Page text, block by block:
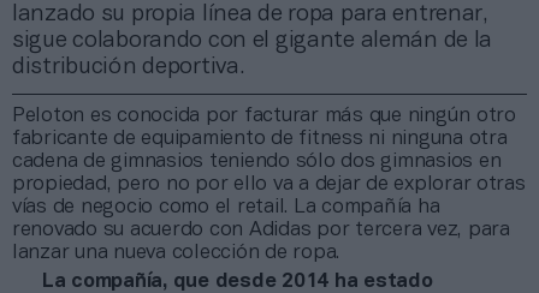
lanzado su propia línea de ropa para entrenar,
sigue colaborando con el gigante alemán de la
distribución deportiva.
Peloton es conocida por facturar más que ningún otro
fabricante de equipamiento de fitness ni ninguna otra
cadena de gimnasios teniendo sólo dos gimnasios en
propiedad, pero no por ello va a dejar de explorar otras
vías de negocio como el retail. La compañía ha
renovado su acuerdo con Adidas por tercera vez, para
lanzar una nueva colección de ropa.
La compañía, que desde 2014 ha estado